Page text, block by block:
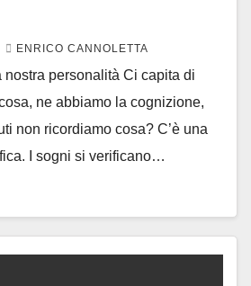
ENRICO CANNOLETTA
nostra personalità Ci capita di
ne abbiamo la cognizione,
non ricordiamo cosa? C’è una
I sogni si verificano…